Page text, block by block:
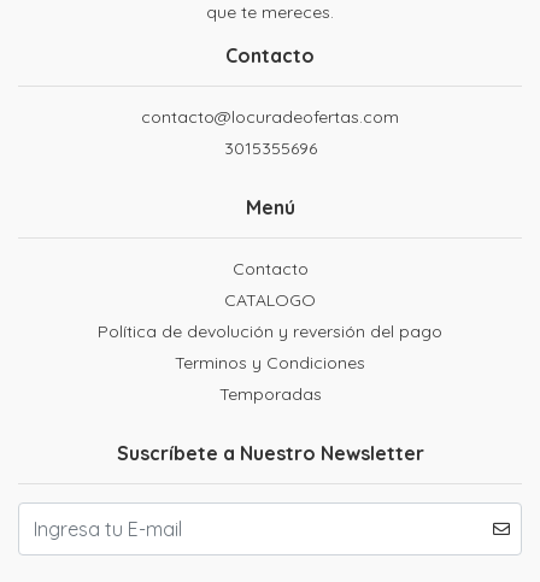
que te mereces.
Contacto
contacto@locuradeofertas.com
3015355696
Menú
Contacto
CATALOGO
Política de devolución y reversión del pago
Terminos y Condiciones
Temporadas
Suscríbete a Nuestro Newsletter